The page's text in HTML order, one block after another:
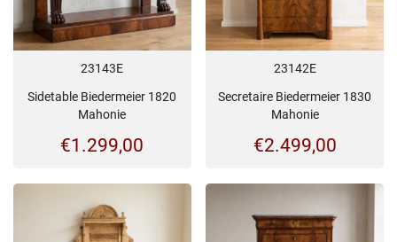
23143E
Sidetable Biedermeier 1820
Mahonie
€1.299,00
23142E
Secretaire Biedermeier 1830
Mahonie
€2.499,00